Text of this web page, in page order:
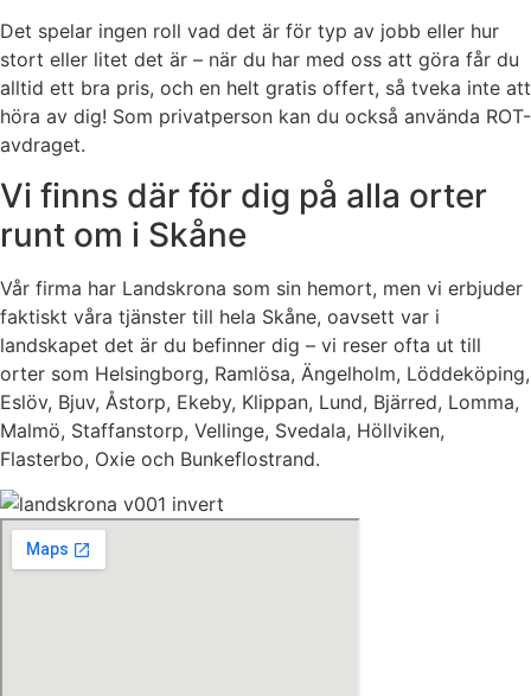
Det spelar ingen roll vad det är för typ av jobb eller hur
stort eller litet det är – när du har med oss att göra får du
alltid ett bra pris, och en helt gratis offert, så tveka inte att
höra av dig! Som privatperson kan du också använda ROT-
avdraget.
Vi finns där för dig på alla orter
runt om i Skåne
Vår firma har Landskrona som sin hemort, men vi erbjuder
faktiskt våra tjänster till hela Skåne, oavsett var i
landskapet det är du befinner dig – vi reser ofta ut till
orter som Helsingborg, Ramlösa, Ängelholm, Löddeköping,
Eslöv, Bjuv, Åstorp, Ekeby, Klippan, Lund, Bjärred, Lomma,
Malmö, Staffanstorp, Vellinge, Svedala, Höllviken,
Flasterbo, Oxie och Bunkeflostrand.